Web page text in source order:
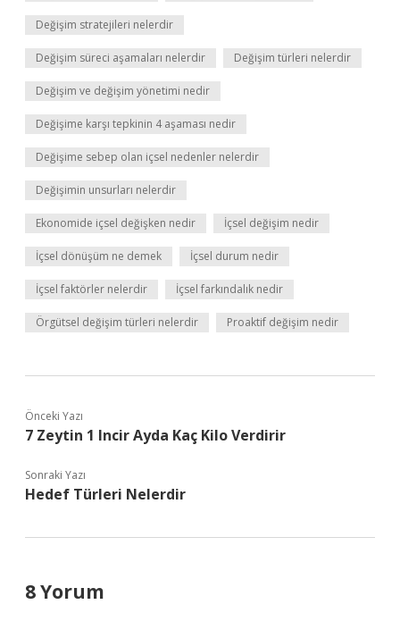
Değişim stratejileri nelerdir
Değişim süreci aşamaları nelerdir Değişim türleri nelerdir
Değişim ve değişim yönetimi nedir
Değişime karşı tepkinin 4 aşaması nedir
Değişime sebep olan içsel nedenler nelerdir
Değişimin unsurları nelerdir
Ekonomide içsel değişken nedir İçsel değişim nedir
İçsel dönüşüm ne demek İçsel durum nedir
İçsel faktörler nelerdir İçsel farkındalık nedir
Örgütsel değişim türleri nelerdir Proaktif değişim nedir
Önceki Yazı
7 Zeytin 1 Incir Ayda Kaç Kilo Verdirir
Sonraki Yazı
Hedef Türleri Nelerdir
8 Yorum